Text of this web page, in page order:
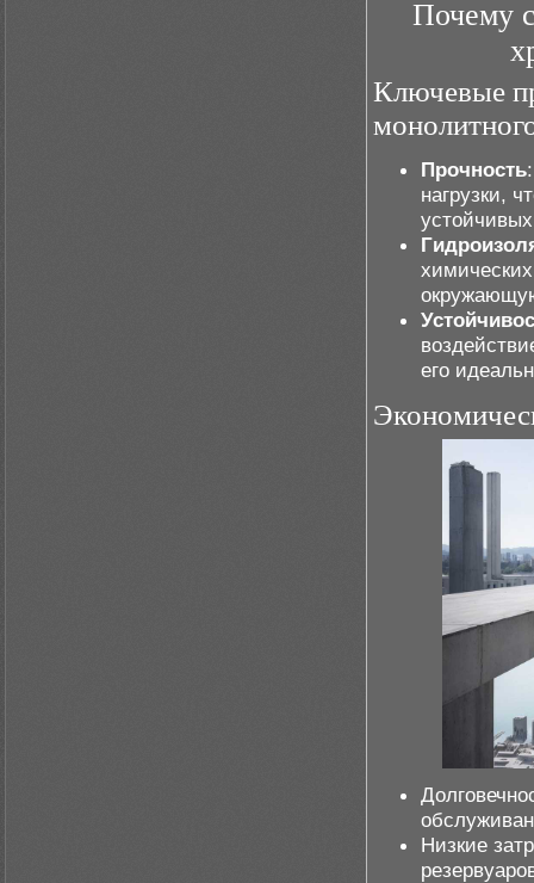
Почему
Ключевые
Прочность
нагрузки,
его
Низкие